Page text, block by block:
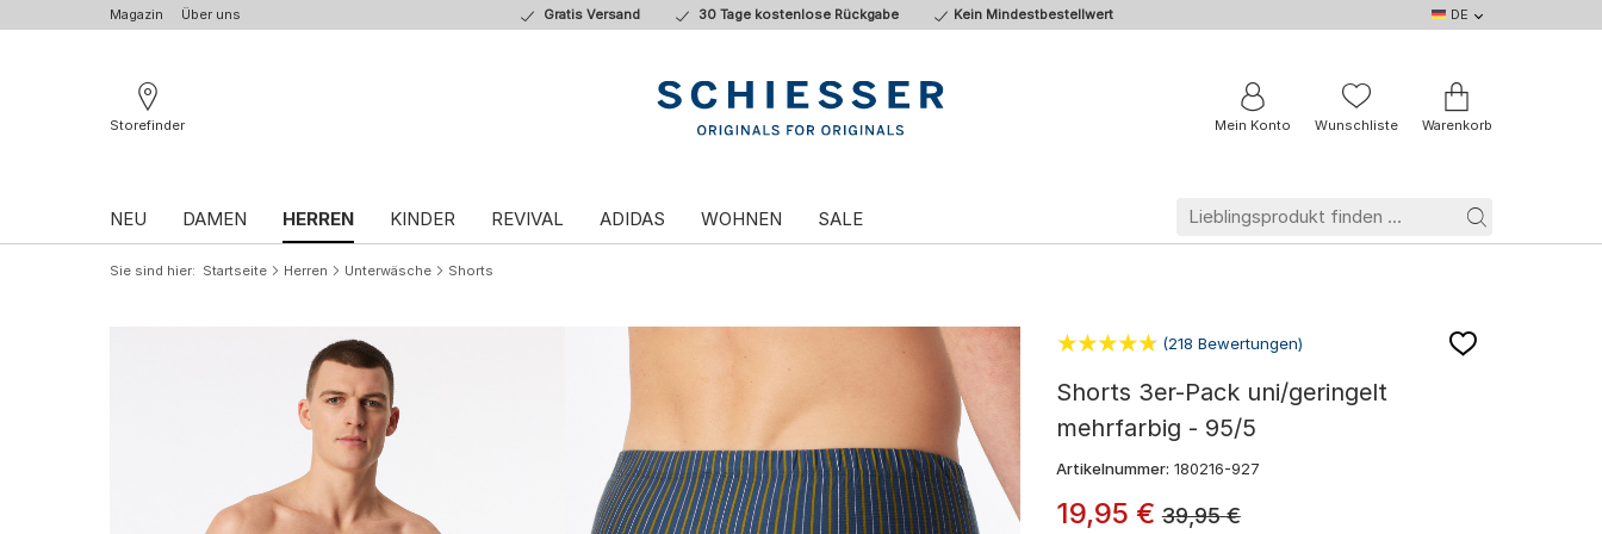
Magazin Über uns Gratis Versand 30 Tage kostenlose Rückgabe Kein Mindestbestellwert DE
DE
EN
BE
FR
Storefinder
Mein Konto Wunschliste Warenkorb
NEU DAMEN HERREN KINDER REVIVAL ADIDAS WOHNEN SALE
Sie sind hier Startseite Herren Unterwäsche Shorts
(218 Bewertungen)
Shorts 3er-Pack uni/geringelt
mehrfarbig - 95/5
Artikelnummer: 180216-927
19,95 €39,95 €